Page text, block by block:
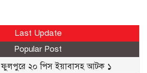
Last Update
Popular Post
ফুলপুরে ২০ পিস ইয়াবাসহ আটক ১